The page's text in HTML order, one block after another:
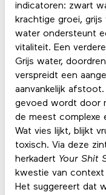
indicatoren: zwart
krachtige groei,
water ondersteunt
vitaliteit. Een
Grijs water,
verspreidt een
aanvankelijk
gevoed wordt door
de meest complexe
Wat vies lijkt, blijkt
toxisch. Via deze
herkadert Your Shit
kwestie van context
Het suggereert dat